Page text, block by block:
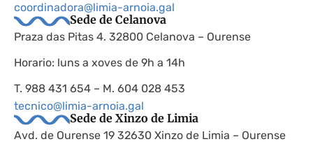
coordinadora@limia-arnoia.gal
Sede de Celanova
Praza das Pitas 4. 32800 Celanova – Ourense
Horario: luns a xoves de 9h a 14h
T. 988 431 654 – M. 604 028 453
tecnico@limia-arnoia.gal
Sede de Xinzo de Limia
Avd. de Ourense 19 32630 Xinzo de Limia – Ourense